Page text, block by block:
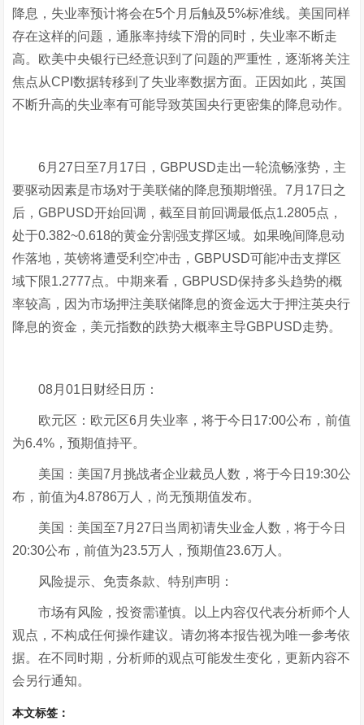
降息，失业率预计将会在5个月后触及5%标准线。美国同样
存在这样的问题，通胀率持续下滑的同时，失业率不断走
高。欧美中央银行已经意识到了问题的严重性，逐渐将关注
焦点从CPI数据转移到了失业率数据方面。正因如此，英国
不断升高的失业率有可能导致英国央行更密集的降息动作。
6月27日至7月17日，GBPUSD走出一轮流畅涨势，主
要驱动因素是市场对于美联储的降息预期增强。7月17日之
后，GBPUSD开始回调，截至目前回调最低点1.2805点，
处于0.382~0.618的黄金分割强支撑区域。如果晚间降息动
作落地，英镑将遭受利空冲击，GBPUSD可能冲击支撑区
域下限1.2777点。中期来看，GBPUSD保持多头趋势的概
率较高，因为市场押注美联储降息的资金远大于押注英央行
降息的资金，美元指数的跌势大概率主导GBPUSD走势。
08月01日财经日历：
欧元区：欧元区6月失业率，将于今日17:00公布，前值
为6.4%，预期值持平。
美国：美国7月挑战者企业裁员人数，将于今日19:30公
布，前值为4.8786万人，尚无预期值发布。
美国：美国至7月27日当周初请失业金人数，将于今日
20:30公布，前值为23.5万人，预期值23.6万人。
风险提示、免责条款、特别声明：
市场有风险，投资需谨慎。以上内容仅代表分析师个人
观点，不构成任何操作建议。请勿将本报告视为唯一参考依
据。在不同时期，分析师的观点可能发生变化，更新内容不
会另行通知。
本文标签：